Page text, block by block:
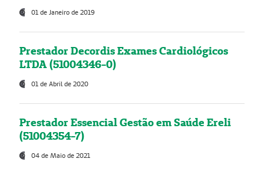
01 de Janeiro de 2019
Prestador Decordis Exames Cardiológicos
LTDA (51004346-0)
01 de Abril de 2020
Prestador Essencial Gestão em Saúde Ereli
(51004354-7)
04 de Maio de 2021